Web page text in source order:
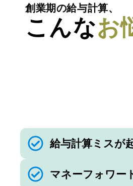
創業期の給与計算、
こんなお
給与計算ミスが
マネーフォワー